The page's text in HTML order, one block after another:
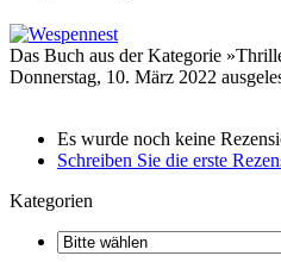
Das Buch aus der Kategorie
Donnerstag, 10. März 2022
Es wurde noch keine
Schreiben Sie die erste
Kategorien